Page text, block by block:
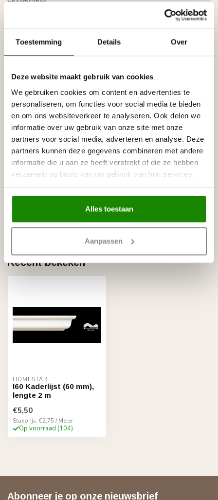
Toestemming Details Over
Deze website maakt gebruik van cookies
We gebruiken cookies om content en advertenties te
personaliseren, om functies voor social media te bieden
en om ons websiteverkeer te analyseren. Ook delen we
informatie over uw gebruik van onze site met onze
partners voor social media, adverteren en analyse. Deze
partners kunnen deze gegevens combineren met andere
informatie die u aan ze heeft verstrekt of die ze hebben
verzameld op basis van uw gebruik van hun services.
Alles toestaan
Aanpassen
Gerelateerde producten
HOMESTAR
(= 4 stuks)
Op voorraad
€15,70
HOMESTAR
Homestar Lijmkoker SX100 (490
g) €8,95
en Verstekbak
Recent bekeken
HOMESTAR
I60 Kaderlijst (60 mm),
lengte 2 m
€5,50
Stukprijs: €2,75 / Meter
Op voorraad (104)
Abonneer je op onze nieuwsbrief